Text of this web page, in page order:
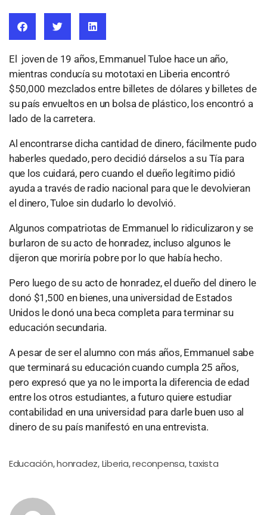
El joven de 19 años, Emmanuel Tuloe hace un año,
mientras conducía su mototaxi en Liberia encontró
$50,000 mezclados entre billetes de dólares y billetes de
su país envueltos en un bolsa de plástico, los encontró a
lado de la carretera.
Al encontrarse dicha cantidad de dinero, fácilmente pudo
haberles quedado, pero decidió dárselos a su Tía para
que los cuidará, pero cuando el dueño legítimo pidió
ayuda a través de radio nacional para que le devolvieran
el dinero, Tuloe sin dudarlo lo devolvió.
Algunos compatriotas de Emmanuel lo ridiculizaron y se
burlaron de su acto de honradez, incluso algunos le
dijeron que moriría pobre por lo que había hecho.
Pero luego de su acto de honradez, el dueño del dinero le
donó $1,500 en bienes, una universidad de Estados
Unidos le donó una beca completa para terminar su
educación secundaria.
A pesar de ser el alumno con más años, Emmanuel sabe
que terminará su educación cuando cumpla 25 años,
pero expresó que ya no le importa la diferencia de edad
entre los otros estudiantes, a futuro quiere estudiar
contabilidad en una universidad para darle buen uso al
dinero de su país manifestó en una entrevista.
Educación,honradez, Liberia,reconpensa, taxista